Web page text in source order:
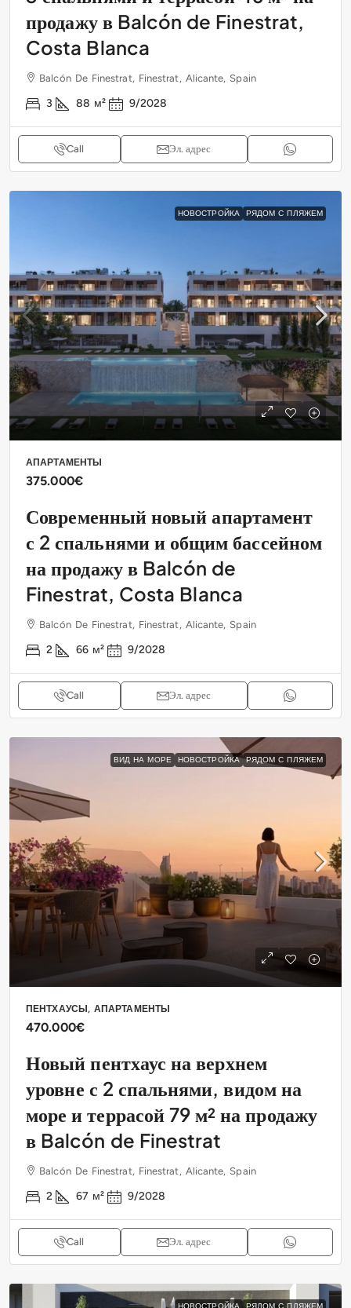
продажу в Balcón de Finestrat,
Costa Blanca
Balcón De Finestrat, Finestrat, Alicante, Spain
3 88 м² 9/2028
Call Эл. адрес
НОВОСТРОЙКА РЯДОМ С ПЛЯЖЕМ
АПАРТАМЕНТЫ
375.000€
Современный новый апартамент
с 2 спальнями и общим бассейном
на продажу в Balcón de
Finestrat, Costa Blanca
Balcón De Finestrat, Finestrat, Alicante, Spain
2 66 м² 9/2028
Call Эл. адрес
ВИД НА МОРЕ НОВОСТРОЙКА РЯДОМ С ПЛЯЖЕМ
ПЕНТХАУСЫ, АПАРТАМЕНТЫ
470.000€
Новый пентхаус на верхнем
уровне с 2 спальнями, видом на
море и террасой 79 м² на продажу
в Balcón de Finestrat
Balcón De Finestrat, Finestrat, Alicante, Spain
2 67 м² 9/2028
Call Эл. адрес